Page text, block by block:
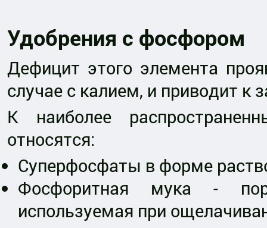
Удобрения с фосфором
Дефицит этого элемента
случае с калием, и приводит к
К наиболее
относятся:
Суперфосфаты в форме
Фосфоритная мука -
используемая при